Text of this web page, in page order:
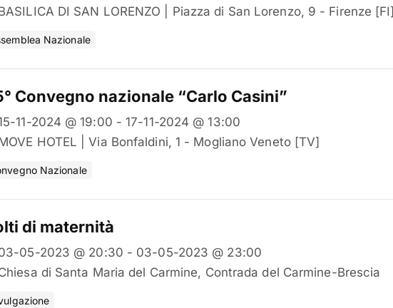
DI SAN LORENZO | Piazza di San Lorenzo, 9 - Firenze [FI]
Nazionale
Convegno nazionale “Carlo Casini”
11-2024 @ 19:00 - 17-11-2024 @ 13:00
HOTEL | Via Bonfaldini, 1 - Mogliano Veneto [TV]
Nazionale
di maternità
05-2023 @ 20:30 - 03-05-2023 @ 23:00
di Santa Maria del Carmine, Contrada del Carmine-Brescia